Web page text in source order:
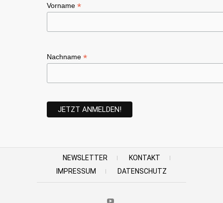
Vorname *
Nachname *
NEWSLETTER
KONTAKT
IMPRESSUM
DATENSCHUTZ
Youtube